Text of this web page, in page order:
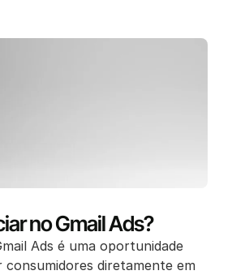
no Gmail Ads?
Ads é uma oportunidade
consumidores diretamente em